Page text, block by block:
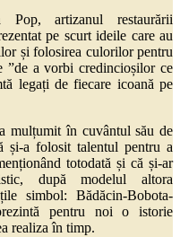
artizanul restaurării
pe scurt ideile care au
și folosirea culorilor pentru
”de a vorbi credincioșilor ce
legați de fiecare icoană pe
mulțumit în cuvântul său de
și-a folosit talentul pentru a
totodată și că și-ar
după modelul altora
simbol: Bădăcin-Bobota-
pentru noi o istorie
realiza în timp.